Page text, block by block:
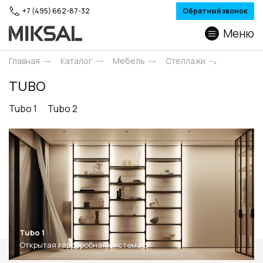
+7 (495) 662-87-32 Обратный звонок
Меню
Главная Каталог Мебель Стеллажи
TUBO
Tubo 1 Tubo 2
Tubo 1
Открытая гардеробная система 3